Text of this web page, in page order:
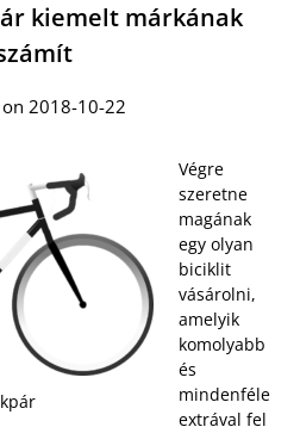
kiemelt márkának
on 2018-10-22
Végre
szeretne
magának
egy olyan
biciklit
vásárolni,
amelyik
komolyabb
és
mindenféle
extrával fel